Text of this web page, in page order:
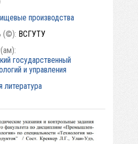
производства
(©): ВСГУТУ
государственный
и управления
литература